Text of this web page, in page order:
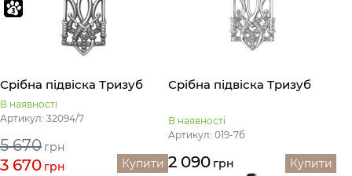
Срібна підвіска Тризуб
В наявності
Артикул: 32094/7
5 670 грн
3 670 грн Купити
Срібна підвіска Тризуб
В наявності
Артикул: 019-7б
2 090 грн
Купити